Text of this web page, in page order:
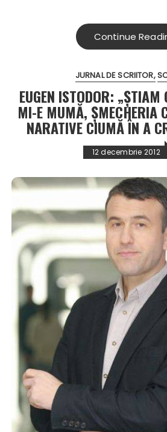
Continue
JURNAL DE SCRIITOR
EUGEN ISTODOR: „ŞTIAM
MI-E MUMĂ, ŞMECHERIA
NARATIVE CIUMĂ ÎN A
12 decembrie 2012